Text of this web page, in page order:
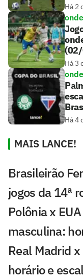
Há 2
Há 3
Há 4
MAIS LANCE!
Brasileirão
jogos da 14ª
Polônia x
masculina:
Real Madrid
horário e